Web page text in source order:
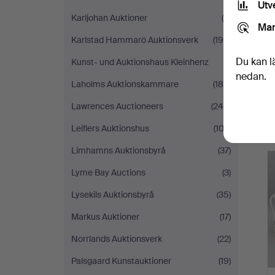
Karljohan Auktioner
(8)
Karlstad Hammarö Auktionsverk
(195)
Kunst- und Auktionshaus Kleinhenz
Laholms Auktionskammare
(180)
Lawrences Auctioneers
(245)
Leiflers Auktionshus
(102)
Limhamns Auktionsbyrå
(37)
Lyme Bay Auctions
(3)
Lysekils Auktionsbyrå
(35)
Markus Auktioner
(17)
Norrlands Auktionsverk
(22)
Palsgaard Kunstauktioner
(19)
Du kan
nedan.